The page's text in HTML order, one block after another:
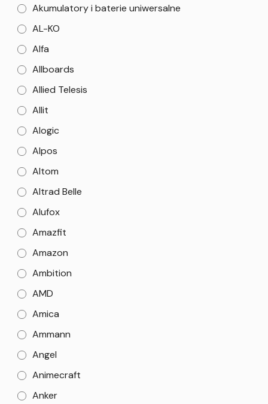
Akumulatory i baterie uniwersalne
AL-KO
Alfa
Allboards
Allied Telesis
Allit
Alogic
Alpos
Altom
Altrad Belle
Alufox
Amazfit
Amazon
Ambition
AMD
Amica
Ammann
Angel
Animecraft
Anker